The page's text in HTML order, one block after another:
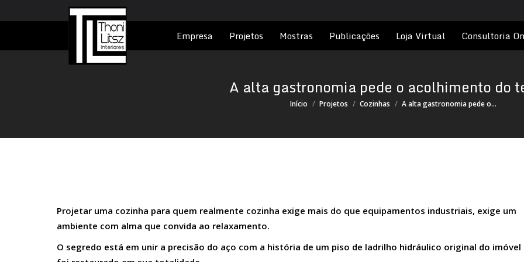
Empresa Projetos Mostras Publicações Loja Virtual Consultoria
A alta gastronomia pede o acolhimento do
Você está aqui:
Início Projetos Cozinhas A alta gastronomia pede o…
Projetar uma cozinha para quem realmente cozinha exige mais do que equipamentos industriais, exige um
ambiente com alma que convida ao relaxamento.
O segredo está em unir a precisão do aço com a história de um piso de ladrilho hidráulico original do imóvel